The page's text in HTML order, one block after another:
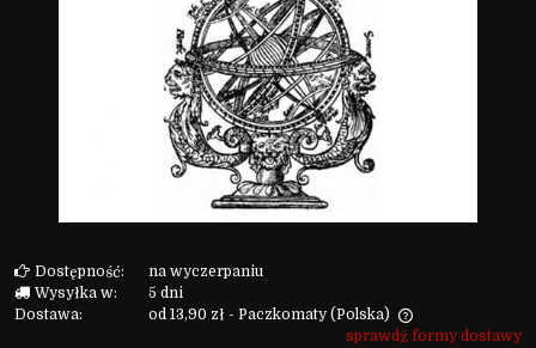
Dostępność:
na wyczerpaniu
Wysyłka w:
5 dni
Dostawa:
od 13,90 zł - Paczkomaty (Polska)
Cena nie zawiera ewentualnych kosztów płatnościsprawdź formy dostawy